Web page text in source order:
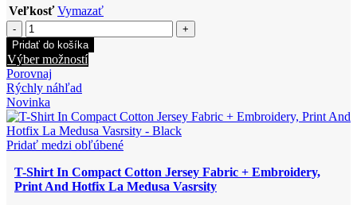
Veľkosť Vymazať
množstvo
T-
Shirt
In
Compact
Cotton
Jersey
Fabric-
Versace
Logo
Print
Pridať do košíka
Výber možnostíTento
variantov.
Možnosti
si
vybrať
na
Porovnaj
Rýchly náhľad
Novinka
Pridať medzi obľúbené
T-Shirt In Compact Cotton Jersey Fabric + Embroidery,
Print And Hotfix La Medusa Vasrsity